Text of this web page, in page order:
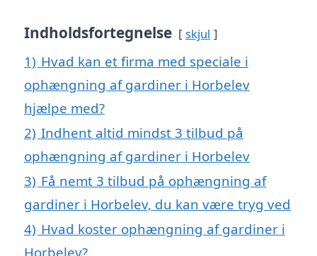
Indholdsfortegnelse skjul
1) Hvad kan et firma med speciale i
ophængning af gardiner i Horbelev
hjælpe med?
2) Indhent altid mindst 3 tilbud på
ophængning af gardiner i Horbelev
3) Få nemt 3 tilbud på ophængning af
gardiner i Horbelev, du kan være tryg ved
4) Hvad koster ophængning af gardiner i
Horbelev?